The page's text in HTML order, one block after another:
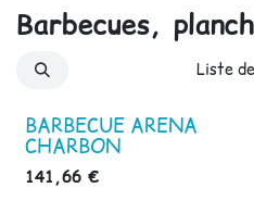
Barbecues,
Liste
BARBECUE ARENA
CHARBON
141,66 €